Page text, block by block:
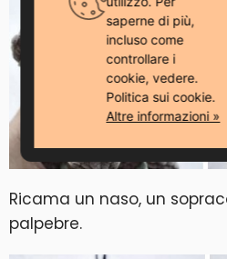
Ricama un naso, un
palpebre.
saperne di più,
incluso come
controllare i
cookie, vedere.
Politica sui cookie.
Altre informazioni »